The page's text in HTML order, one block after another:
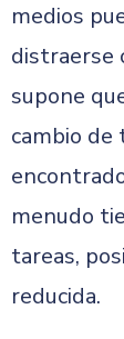
medios
distraerse
supone
cambio de
menudo
tareas,
reducida.